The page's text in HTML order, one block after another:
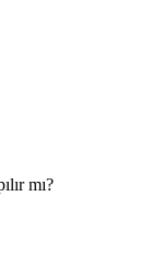
mı?